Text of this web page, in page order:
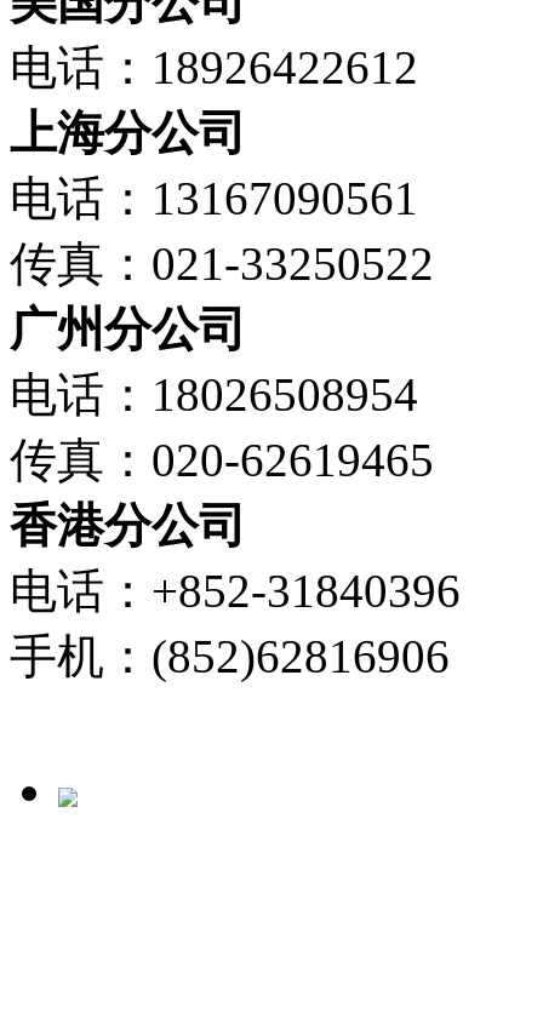
电话：18926422612
上海分公司
电话：13167090561
传真：021-33250522
广州分公司
电话：18026508954
传真：020-62619465
香港分公司
电话：+852-31840396
手机：(852)62816906